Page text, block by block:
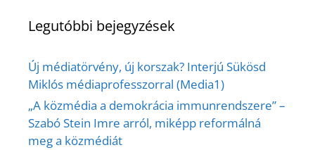
Legutóbbi bejegyzések
Új médiatörvény, új korszak? Interjú Sükösd
Miklós médiaprofesszorral (Media1)
„A közmédia a demokrácia immunrendszere” –
Szabó Stein Imre arról, miképp reformálná
meg a közmédiát